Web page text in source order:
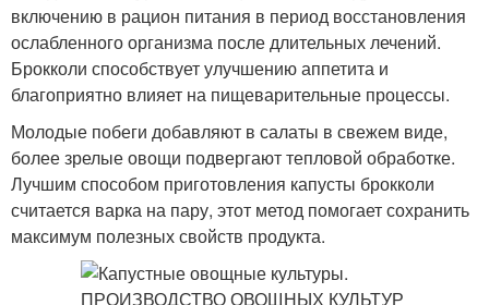
включению в рацион питания в период восстановления
ослабленного организма после длительных лечений.
Брокколи способствует улучшению аппетита и
благоприятно влияет на пищеварительные процессы.
Молодые побеги добавляют в салаты в свежем виде,
более зрелые овощи подвергают тепловой обработке.
Лучшим способом приготовления капусты брокколи
считается варка на пару, этот метод помогает сохранить
максимум полезных свойств продукта.